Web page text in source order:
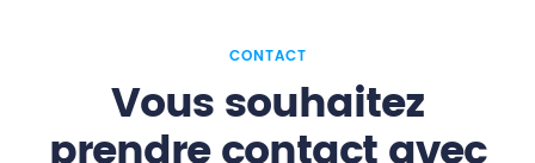
Automation
Digitalisation
CONTACT
Vous souhaitez